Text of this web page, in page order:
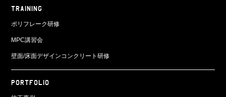
TRAINING
ポリフレーク研修
MPC講習会
壁面/床面デザインコンクリート研修
PORTFOLIO